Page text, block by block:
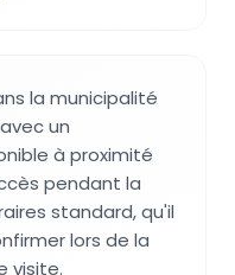
la municipalité
un
à proximité
pendant la
standard, qu'il
lors de la
visite.